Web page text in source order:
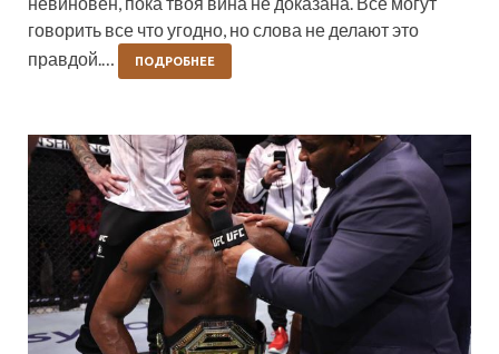
говорить все что угодно, но слова не делают это
правдой.…
ПОДРОБНЕЕ